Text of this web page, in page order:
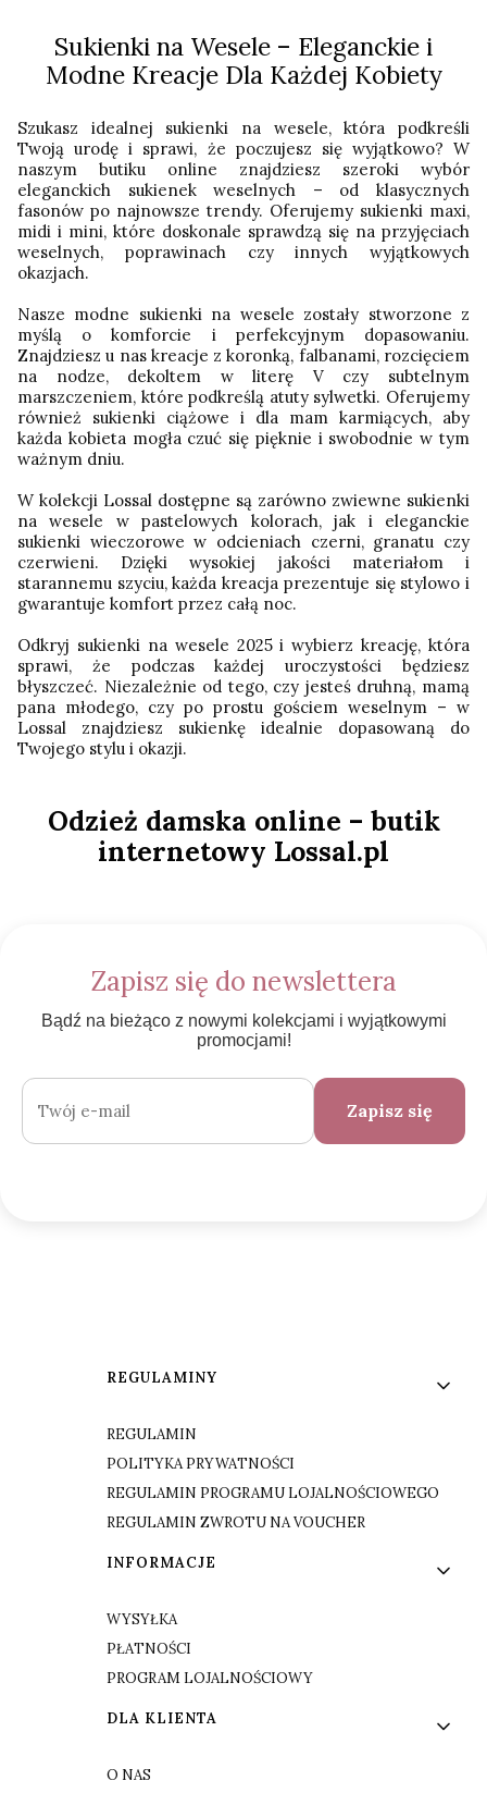
Sukienki na Wesele – Eleganckie i
Modne Kreacje Dla Każdej Kobiety
Szukasz idealnej sukienki na wesele, która podkreśli
Twoją urodę i sprawi, że poczujesz się wyjątkowo? W
naszym butiku online znajdziesz szeroki wybór
eleganckich sukienek weselnych – od klasycznych
fasonów po najnowsze trendy. Oferujemy sukienki maxi,
midi i mini, które doskonale sprawdzą się na przyjęciach
weselnych, poprawinach czy innych wyjątkowych
okazjach.
Nasze modne sukienki na wesele zostały stworzone z
myślą o komforcie i perfekcyjnym dopasowaniu.
Znajdziesz u nas kreacje z koronką, falbanami, rozcięciem
na nodze, dekoltem w literę V czy subtelnym
marszczeniem, które podkreślą atuty sylwetki. Oferujemy
również sukienki ciążowe i dla mam karmiących, aby
każda kobieta mogła czuć się pięknie i swobodnie w tym
ważnym dniu.
W kolekcji Lossal dostępne są zarówno zwiewne sukienki
na wesele w pastelowych kolorach, jak i eleganckie
sukienki wieczorowe w odcieniach czerni, granatu czy
czerwieni. Dzięki wysokiej jakości materiałom i
starannemu szyciu, każda kreacja prezentuje się stylowo i
gwarantuje komfort przez całą noc.
Odkryj sukienki na wesele 2025 i wybierz kreację, która
sprawi, że podczas każdej uroczystości będziesz
błyszczeć. Niezależnie od tego, czy jesteś druhną, mamą
pana młodego, czy po prostu gościem weselnym – w
Lossal znajdziesz sukienkę idealnie dopasowaną do
Twojego stylu i okazji.
Odzież damska online – butik
internetowy Lossal.pl
Zapisz się do newslettera
Bądź na bieżąco z nowymi kolekcjami i wyjątkowymi
promocjami!
Zapisz się
Linki w stopce
REGULAMINY
REGULAMIN
POLITYKA PRYWATNOŚCI
REGULAMIN PROGRAMU LOJALNOŚCIOWEGO
REGULAMIN ZWROTU NA VOUCHER
INFORMACJE
WYSYŁKA
PŁATNOŚCI
PROGRAM LOJALNOŚCIOWY
DLA KLIENTA
O NAS